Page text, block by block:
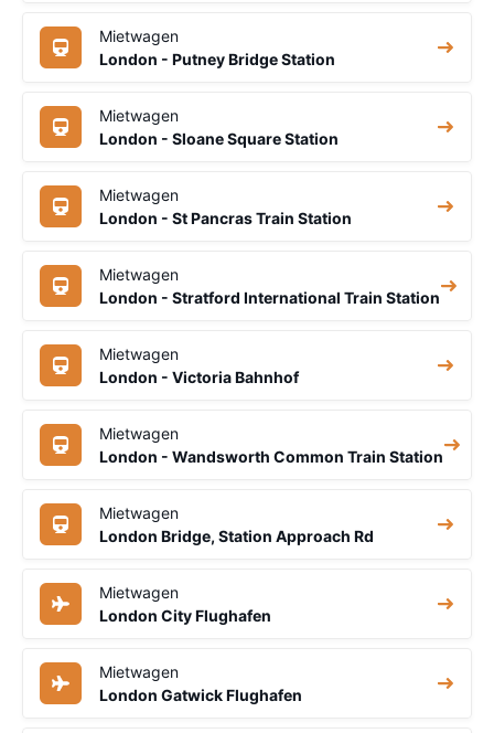
Mietwagen
London - Putney Bridge Station
Mietwagen
London - Sloane Square Station
Mietwagen
London - St Pancras Train Station
Mietwagen
London - Stratford International Train Station
Mietwagen
London - Victoria Bahnhof
Mietwagen
London - Wandsworth Common Train Station
Mietwagen
London Bridge, Station Approach Rd
Mietwagen
London City Flughafen
Mietwagen
London Gatwick Flughafen